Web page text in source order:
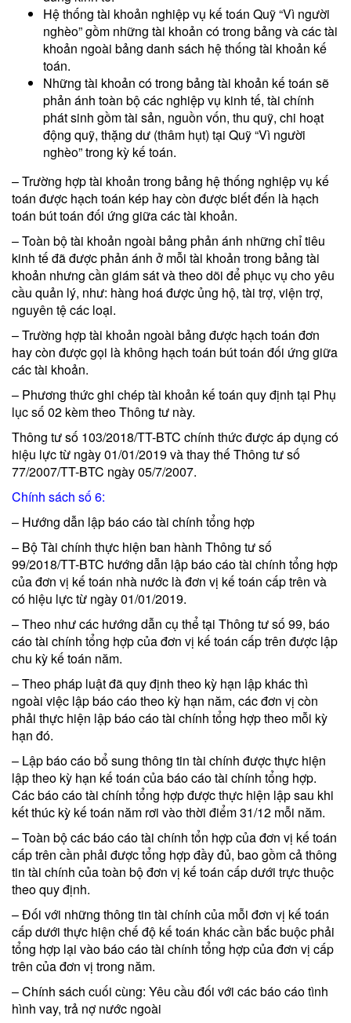
Hệ thống tài khoản nghiệp vụ kế toán Quỹ “Vì người
nghèo” gồm những tài khoản có trong bảng và các tài
khoản ngoài bảng danh sách hệ thống tài khoản kế
toán.
Những tài khoản có trong bảng tài khoản kế toán sẽ
phản ánh toàn bộ các nghiệp vụ kinh tế, tài chính
phát sinh gồm tài sản, nguồn vốn, thu quỹ, chi hoạt
động quỹ, thặng dư (thâm hụt) tại Quỹ “Vì người
nghèo” trong kỳ kế toán.
– Trường hợp tài khoản trong bảng hệ thống nghiệp vụ kế
toán được hạch toán kép hay còn được biết đến là hạch
toán bút toán đối ứng giữa các tài khoản.
– Toàn bộ tài khoản ngoài bảng phản ánh những chỉ tiêu
kinh tế đã được phản ánh ở mỗi tài khoản trong bảng tài
khoản nhưng cần giám sát và theo dõi để phục vụ cho yêu
cầu quản lý, như: hàng hoá được ủng hộ, tài trợ, viện trợ,
nguyên tệ các loại.
– Trường hợp tài khoản ngoài bảng được hạch toán đơn
hay còn được gọi là không hạch toán bút toán đối ứng giữa
các tài khoản.
– Phương thức ghi chép tài khoản kế toán quy định tại Phụ
lục số 02 kèm theo Thông tư này.
Thông tư số 103/2018/TT-BTC chính thức được áp dụng có
hiệu lực từ ngày 01/01/2019 và thay thế Thông tư số
77/2007/TT-BTC ngày 05/7/2007.
Chính sách số 6:
– Hướng dẫn lập báo cáo tài chính tổng hợp
– Bộ Tài chính thực hiện ban hành Thông tư số
99/2018/TT-BTC hướng dẫn lập báo cáo tài chính tổng hợp
của đơn vị kế toán nhà nước là đơn vị kế toán cấp trên và
có hiệu lực từ ngày 01/01/2019.
– Theo như các hướng dẫn cụ thể tại Thông tư số 99, báo
cáo tài chính tổng hợp của đơn vị kế toán cấp trên được lập
chu kỳ kế toán năm.
– Theo pháp luật đã quy định theo kỳ hạn lập khác thì
ngoài việc lập báo cáo theo kỳ hạn năm, các đơn vị còn
phải thực hiện lập báo cáo tài chính tổng hợp theo mỗi kỳ
hạn đó.
– Lập báo cáo bổ sung thông tin tài chính được thực hiện
lập theo kỳ hạn kế toán của báo cáo tài chính tổng hợp.
Các báo cáo tài chính tổng hợp được thực hiện lập sau khi
kết thúc kỳ kế toán năm rơi vào thời điểm 31/12 mỗi năm.
– Toàn bộ các báo cáo tài chính tổn hợp của đơn vị kế toán
cấp trên cần phải được tổng hợp đầy đủ, bao gồm cả thông
tin tài chính của toàn bộ đơn vị kế toán cấp dưới trực thuộc
theo quy định.
– Đối với những thông tin tài chính của mỗi đơn vị kế toán
cấp dưới thực hiện chế độ kế toán khác cần bắc buộc phải
tổng hợp lại vào báo cáo tài chính tổng hợp của đơn vị cấp
trên của đơn vị trong năm.
– Chính sách cuối cùng: Yêu cầu đối với các báo cáo tình
hình vay, trả nợ nước ngoài